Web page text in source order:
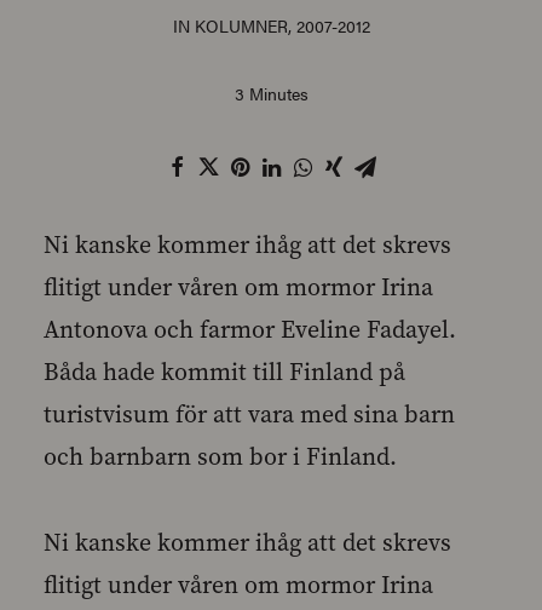
IN KOLUMNER, 2007-2012
3 Minutes
Ni kanske kommer ihåg att det skrevs
flitigt under våren om mormor Irina
Antonova och farmor Eveline Fadayel.
Båda hade kommit till Finland på
turistvisum för att vara med sina barn
och barnbarn som bor i Finland.
Ni kanske kommer ihåg att det skrevs
flitigt under våren om mormor Irina